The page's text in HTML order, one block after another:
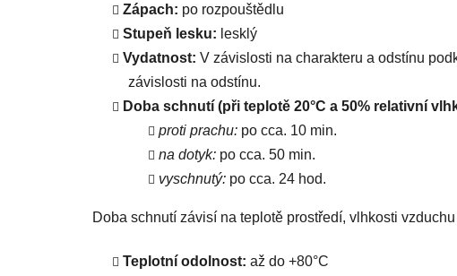
Zápach: po rozpouštědlu
Stupeň lesku: lesklý
Vydatnost: V závislosti na charakteru a odstínu
závislosti na odstínu.
Doba schnutí (při teplotě 20°C a 50% relativní
proti prachu: po cca. 10 min.
na dotyk: po cca. 50 min.
vyschnutý: po cca. 24 hod.
Doba schnutí závisí na teplotě prostředí, vlhkosti
Teplotní odolnost: až do +80°C